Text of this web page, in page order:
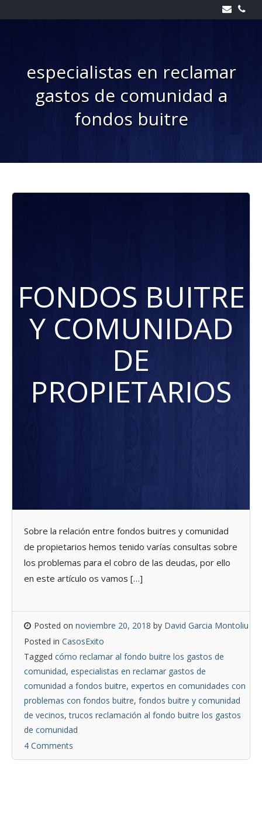
to
especialistas en reclamar
gastos de comunidad a
fondos buitre
FONDOS BUITRE
Y COMUNIDAD
DE
PROPIETARIOS
Sobre la relación entre fondos buitres y comunidad
de propietarios hemos tenido varías consultas sobre
los problemas para el cobro de las deudas, por ello
en este artículo os vamos […]
Posted on noviembre 20, 2018 by David Garcia Montoliu
Posted in CasosExito
Tagged cómo reclamar al fondo buitre los gastos de
comunidad, especialistas en reclamar gastos de
comunidad a fondos buitre, expertos en comunidades con
problemas con fondos buitre, fondos buitre y comunidad
de vecinos,trucos reclamación al fondo buitre los gastos
de comunidad
4 Comments